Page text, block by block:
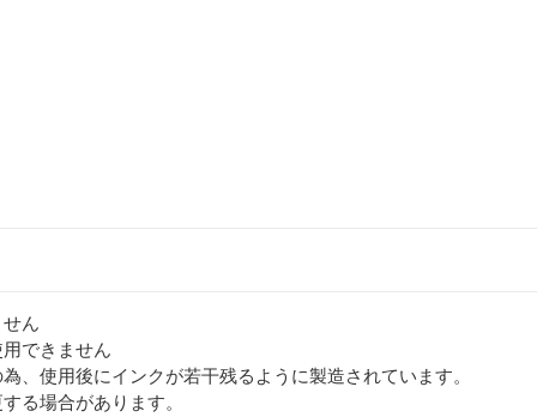
ん
できません
、使用後にインクが若干残るように製造されています。
る場合があります。